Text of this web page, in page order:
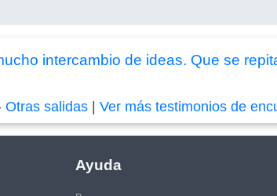
intercambio de ideas. Que se
Otras salidas |Ver más testimonios de
Ayuda